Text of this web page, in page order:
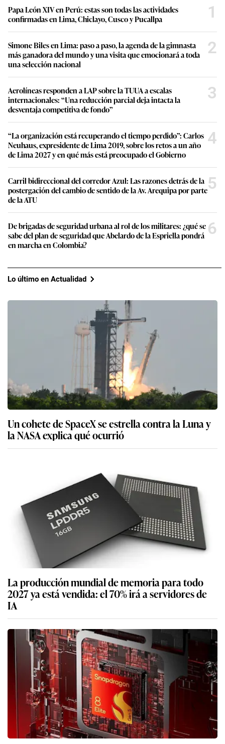
Papa León XIV en Perú: estas son todas las actividades
confirmadas en Lima, Chiclayo, Cusco y Pucallpa
1
Simone Biles en Lima: paso a paso, la agenda de la gimnasta
más ganadora del mundo y una visita que emocionará a toda
una selección nacional
2
Aerolíneas responden a LAP sobre la TUUA a escalas
internacionales: “Una reducción parcial deja intacta la
desventaja competitiva de fondo”
3
“La organización está recuperando el tiempo perdido”: Carlos
Neuhaus, expresidente de Lima 2019, sobre los retos a un año
de Lima 2027 y en qué más está preocupado el Gobierno
4
Carril bidireccional del corredor Azul: Las razones detrás de la
postergación del cambio de sentido de la Av. Arequipa por parte
de la ATU
5
De brigadas de seguridad urbana al rol de los militares: ¿qué se
sabe del plan de seguridad que Abelardo de la Espriella pondrá
en marcha en Colombia?
6
Lo último en Actualidad
Un cohete de SpaceX se estrella contra la Luna y
la NASA explica qué ocurrió
La producción mundial de memoria para todo
2027 ya está vendida: el 70% irá a servidores de
IA